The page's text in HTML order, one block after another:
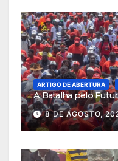
ARTIGO DE ABERTURA
A Batalha pelo
8 DE AGOSTO,